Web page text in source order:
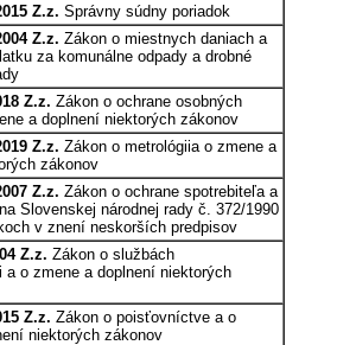
Z.z. Správny súdny poriadok
Z.z. Zákon o miestnych daniach a
za komunálne odpady a drobné
Z.z. Zákon o ochrane osobných
a doplnení niektorých zákonov
Z.z. Zákon o metrológiia o zmene a
zákonov
Z.z. Zákon o ochrane spotrebiteľa a
Slovenskej národnej rady č. 372/1990
v znení neskorších predpisov
Z.z. Zákon o službách
a o zmene a doplnení niektorých
Z.z. Zákon o poisťovníctve a o
niektorých zákonov